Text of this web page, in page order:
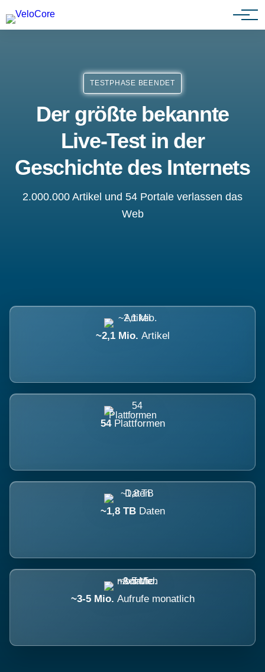
Partnerprogramm
TESTPHASE BEENDET
Der größte bekannte
Live-Test in der
Geschichte des Internets
2.000.000 Artikel und 54 Portale verlassen das
Web
~2,1 Mio. Artikel
54 Plattformen
~1,8 TB Daten
~3-5 Mio. Aufrufe monatlich